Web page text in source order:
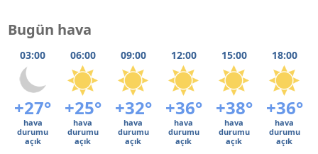
Bugün hava
03:00 06:00 09:00 12:00 15:00 18:00
+27° +25° +32° +36° +38° +36°
hava
durumu
açık
hava
durumu
açık
hava
durumu
açık
hava
durumu
açık
hava
durumu
açık
hava
durumu
açık